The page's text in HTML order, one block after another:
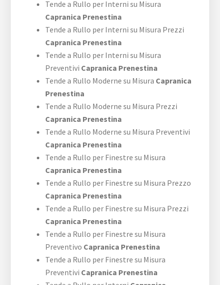
Tende a Rullo per Interni su Misura
Capranica Prenestina
Tende a Rullo per Interni su Misura Prezzi
Capranica Prenestina
Tende a Rullo per Interni su Misura
Preventivi Capranica Prenestina
Tende a Rullo Moderne su Misura Capranica
Prenestina
Tende a Rullo Moderne su Misura Prezzi
Capranica Prenestina
Tende a Rullo Moderne su Misura Preventivi
Capranica Prenestina
Tende a Rullo per Finestre su Misura
Capranica Prenestina
Tende a Rullo per Finestre su Misura Prezzo
Capranica Prenestina
Tende a Rullo per Finestre su Misura Prezzi
Capranica Prenestina
Tende a Rullo per Finestre su Misura
Preventivo Capranica Prenestina
Tende a Rullo per Finestre su Misura
Preventivi Capranica Prenestina